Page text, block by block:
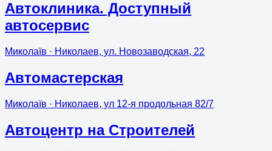
Автоклиника. Доступный
автосервис
Миколаїв · Николаев, ул. Новозаводская, 22
Автомастерская
Миколаїв · Николаев, ул 12-я продольная 82/7
Автоцентр на Строителей